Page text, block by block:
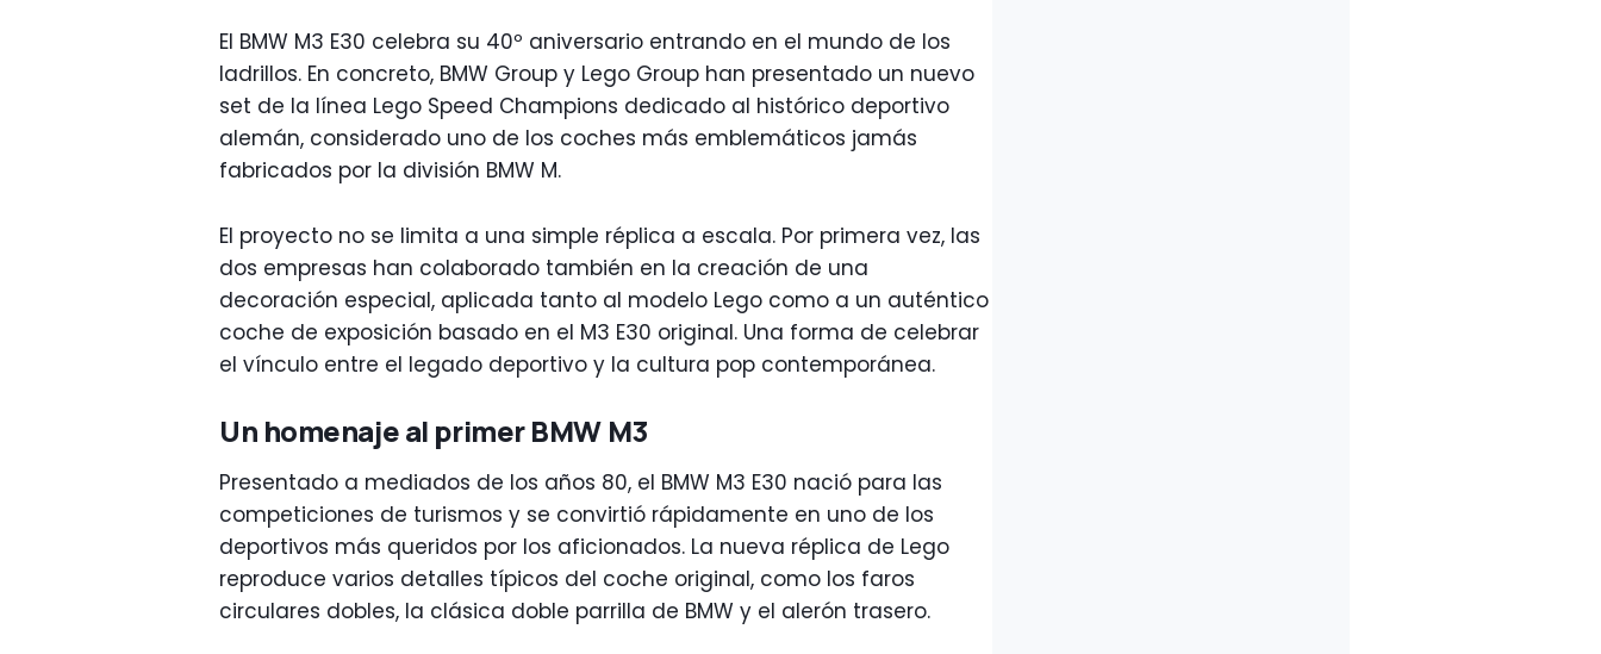
El BMW M3 E30 celebra su 40º aniversario entrando en el mundo de los
ladrillos. En concreto, BMW Group y Lego Group han presentado un nuevo
set de la línea Lego Speed Champions dedicado al histórico deportivo
alemán, considerado uno de los coches más emblemáticos jamás
fabricados por la división BMW M.
El proyecto no se limita a una simple réplica a escala. Por primera vez, las
dos empresas han colaborado también en la creación de una
decoración especial, aplicada tanto al modelo Lego como a un auténtico
coche de exposición basado en el M3 E30 original. Una forma de celebrar
el vínculo entre el legado deportivo y la cultura pop contemporánea.
Un homenaje al primer BMW M3
Presentado a mediados de los años 80, el BMW M3 E30 nació para las
competiciones de turismos y se convirtió rápidamente en uno de los
deportivos más queridos por los aficionados. La nueva réplica de Lego
reproduce varios detalles típicos del coche original, como los faros
circulares dobles, la clásica doble parrilla de BMW y el alerón trasero.